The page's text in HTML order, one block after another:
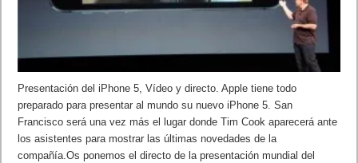
Presentación del iPhone 5, Vídeo y directo. Apple tiene todo
preparado para presentar al mundo su nuevo iPhone 5. San
Francisco será una vez más el lugar donde Tim Cook aparecerá ante
los asistentes para mostrar las últimas novedades de la
compañía.Os ponemos el directo de la presentación mundial del